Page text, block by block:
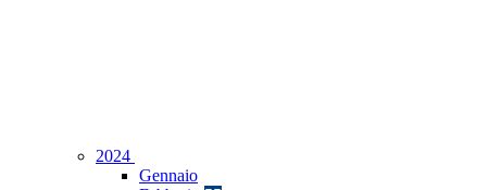
2024
Gennaio